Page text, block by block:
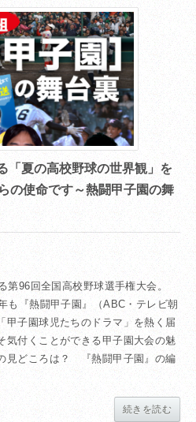
「夏の高校野球の世界観」を
の使命です～熱闘甲子園の舞
96回全国高校野球選手権大会。
も『熱闘甲子園』（ABC・テレビ朝
甲子園球児たちのドラマ」を熱く届
気付くことができる甲子園大会の魅
見どころは？ 『熱闘甲子園』の編
続きを読む